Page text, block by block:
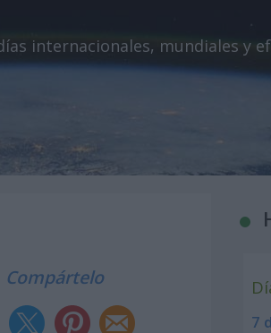
internacionales, mundiales y
Compártelo
7